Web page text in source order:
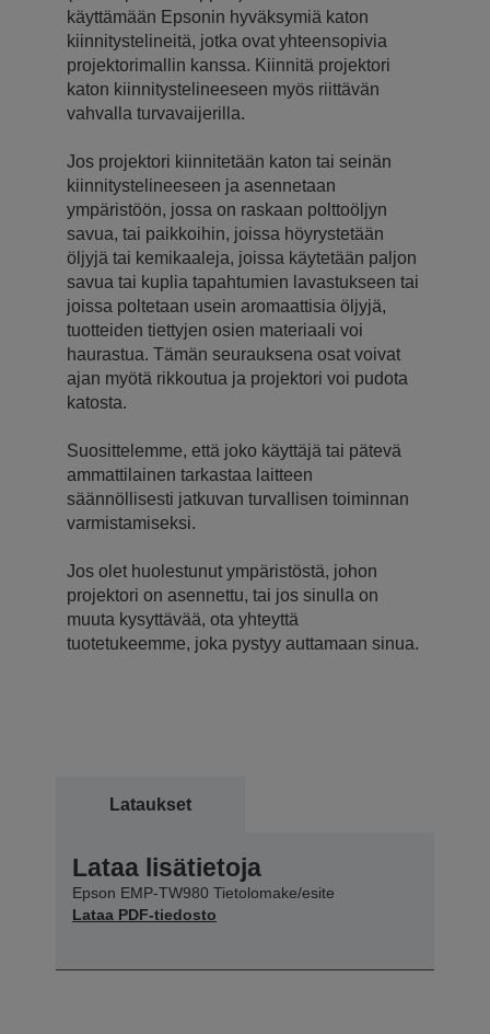
käyttämään Epsonin hyväksymiä katon
kiinnitystelineitä, jotka ovat yhteensopivia
projektorimallin kanssa. Kiinnitä projektori
katon kiinnitystelineeseen myös riittävän
vahvalla turvavaijerilla.
Jos projektori kiinnitetään katon tai seinän
kiinnitystelineeseen ja asennetaan
ympäristöön, jossa on raskaan polttoöljyn
savua, tai paikkoihin, joissa höyrystetään
öljyjä tai kemikaaleja, joissa käytetään paljon
savua tai kuplia tapahtumien lavastukseen tai
joissa poltetaan usein aromaattisia öljyjä,
tuotteiden tiettyjen osien materiaali voi
haurastua. Tämän seurauksena osat voivat
ajan myötä rikkoutua ja projektori voi pudota
katosta.
Suosittelemme, että joko käyttäjä tai pätevä
ammattilainen tarkastaa laitteen
säännöllisesti jatkuvan turvallisen toiminnan
varmistamiseksi.
Jos olet huolestunut ympäristöstä, johon
projektori on asennettu, tai jos sinulla on
muuta kysyttävää, ota yhteyttä
tuotetukeemme, joka pystyy auttamaan sinua.
Lataukset
Lataa lisätietoja
Epson EMP-TW980 Tietolomake/esite
Lataa PDF-tiedosto